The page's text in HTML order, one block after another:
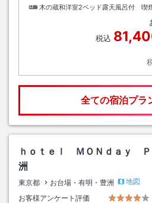
木の蔵和洋室2ベッド露天風呂付 喫
税込
全ての宿泊プラ
ｈｏｔｅｌ ＭＯＮｄａｙ
洲
東京都 お台場・有明・豊洲
地図
お客様アンケート評価